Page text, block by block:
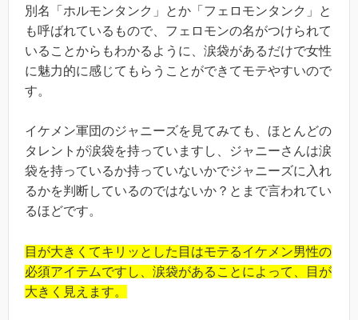
別名「ホルモンタンク」とか「フェロモンタンク」と
も呼ばれているもので、フェロモンの名がつけられて
いることからもわかるように、涙袋があるだけで女性
に魅力的に感じてもらうことができてモテやすいので
す。
イケメン軍団のジャニーズを見てみても、ほとんどの
タレントが涙袋を持っていますし、ジャニーさんは涙
袋を持っているか持っていないかでジャニーズに入れ
るかを判断しているのではないか？とまで言われてい
るほどです。
目が大きくてキリッとした目はモテるイケメン男性の
必須アイテムですし、涙袋があることによって、目が
大きく見えます。